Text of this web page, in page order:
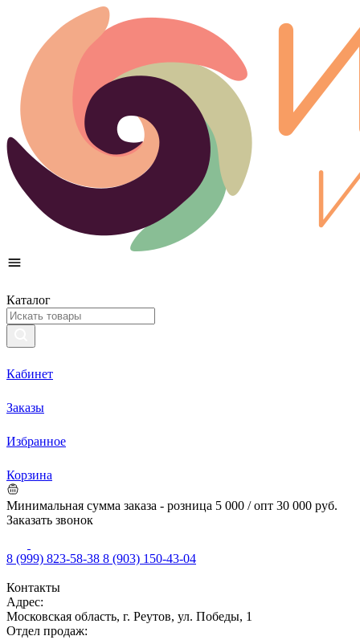
Каталог
Кабинет
Заказы
Избранное
Корзина
Минимальная сумма заказа - розница 5 000 / опт 30 000 руб.
Заказать звонок
8 (999) 823-58-38 8 (903) 150-43-04
Контакты
Адрес:
Московская область, г. Реутов, ул. Победы, 1
Отдел продаж: